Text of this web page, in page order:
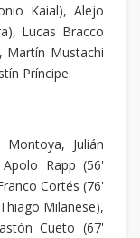
Kaial), Alejo
Lucas Bracco
Martín Mustachi
Príncipe.
Julián
Rapp (56'
Cortés (76'
Milanese),
Cueto (67'